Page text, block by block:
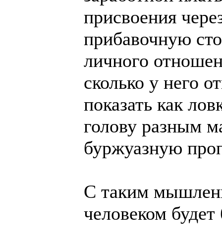
присвоения
прибавочную
личного
сколько у него
показать как
голову разным
буржуазную
С таким
человеком